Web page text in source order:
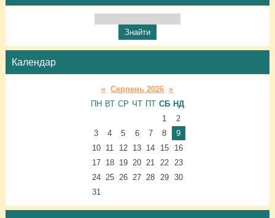
Календар
« Серпень 2026 »
ПН ВТ СР ЧТ ПТ СБ НД
1
2
3
4 5 6 7 8
9
10
11 12 13 14 15
16
17
18 19 20 21 22
23
24 25 26 27 28 29
30
31